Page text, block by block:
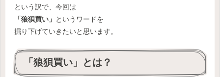
という訳で、今回は
「狼狽買い」 というワードを
掘り下げていきたいと思います。
「狼狽買い」とは？